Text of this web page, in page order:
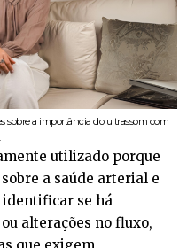
sobre a importância do ultrassom com
utilizado porque
a saúde arterial e
identificar se há
alterações no fluxo,